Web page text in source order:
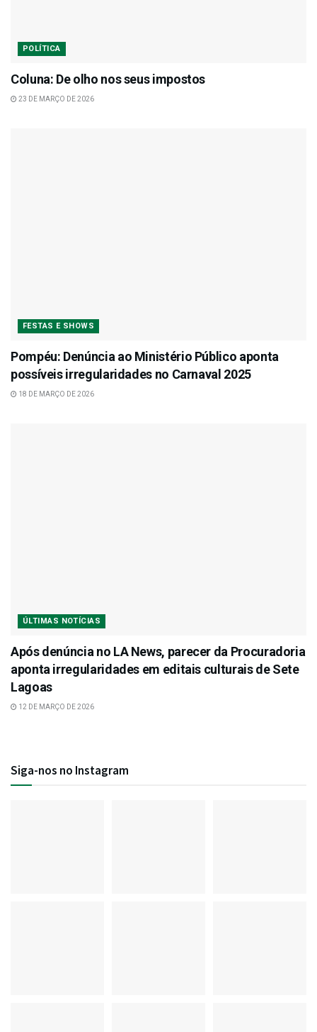
POLÍTICA
Coluna: De olho nos seus impostos
23 DE MARÇO DE 2026
FESTAS E SHOWS
Pompéu: Denúncia ao Ministério Público aponta
possíveis irregularidades no Carnaval 2025
18 DE MARÇO DE 2026
ÚLTIMAS NOTÍCIAS
Após denúncia no LA News, parecer da Procuradoria
aponta irregularidades em editais culturais de Sete
Lagoas
12 DE MARÇO DE 2026
Siga-nos no Instagram